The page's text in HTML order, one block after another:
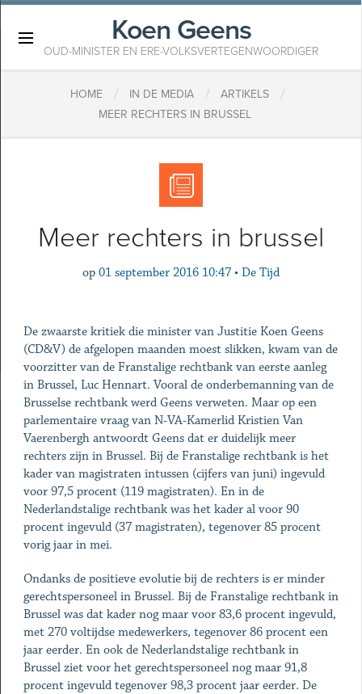
Koen Geens
OUD-MINISTER EN ERE-VOLKSVERTEGENWOORDIGER
HOME / IN DE MEDIA / ARTIKELS /
MEER RECHTERS IN BRUSSEL
Meer rechters in brussel
op 01 september 2016 10:47 • De Tijd
De zwaarste kritiek die minister van Justitie Koen Geens
(CD&V) de afgelopen maanden moest slikken, kwam van de
voorzitter van de Franstalige rechtbank van eerste aanleg
in Brussel, Luc Hennart. Vooral de onderbemanning van de
Brusselse rechtbank werd Geens verweten. Maar op een
parlementaire vraag van N-VA-Kamerlid Kristien Van
Vaerenbergh antwoordt Geens dat er duidelijk meer
rechters zijn in Brussel. Bij de Franstalige rechtbank is het
kader van magistraten intussen (cijfers van juni) ingevuld
voor 97,5 procent (119 magistraten). En in de
Nederlandstalige rechtbank was het kader al voor 90
procent ingevuld (37 magistraten), tegenover 85 procent
vorig jaar in mei.
Ondanks de positieve evolutie bij de rechters is er minder
gerechtspersoneel in Brussel. Bij de Franstalige rechtbank in
Brussel was dat kader nog maar voor 83,6 procent ingevuld,
met 270 voltijdse medewerkers, tegenover 86 procent een
jaar eerder. En ook de Nederlandstalige rechtbank in
Brussel ziet voor het gerechtspersoneel nog maar 91,8
procent ingevuld tegenover 98,3 procent jaar eerder. De